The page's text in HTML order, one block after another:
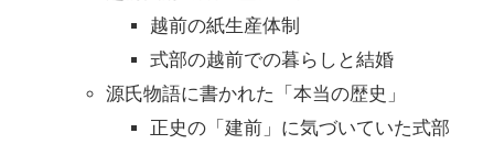
越前の紙生産体制
式部の越前での暮らしと結婚
源氏物語に書かれた「本当の歴史」
正史の「建前」に気づいていた式部